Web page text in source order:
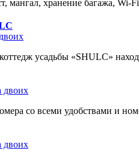
мангал, хранение багажа, Wi-
усадьбы «SHULC»
двоих
со всеми удобствами и
двоих